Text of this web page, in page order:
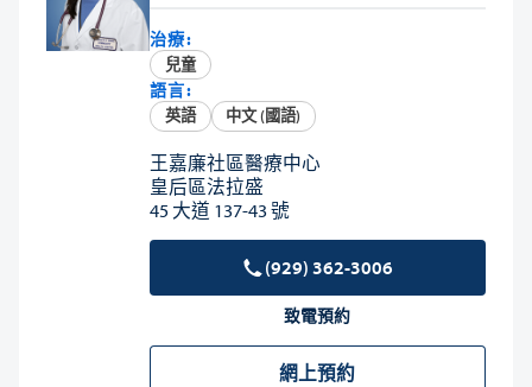
治療:
兒童
語言:
英語 中文 (國語)
王嘉廉社區醫療中心
皇后區法拉盛
45 大道 137-43 號
(929) 362-3006
致電預約
網上預約